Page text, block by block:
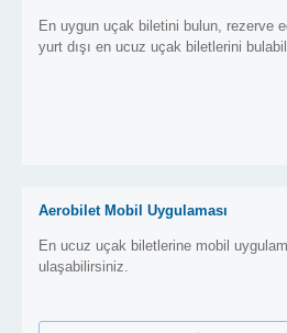
En uygun uçak biletini bulun, rezerve
yurt dışı en ucuz uçak biletlerini
Aerobilet Mobil Uygulaması
En ucuz uçak biletlerine mobil
ulaşabilirsiniz.